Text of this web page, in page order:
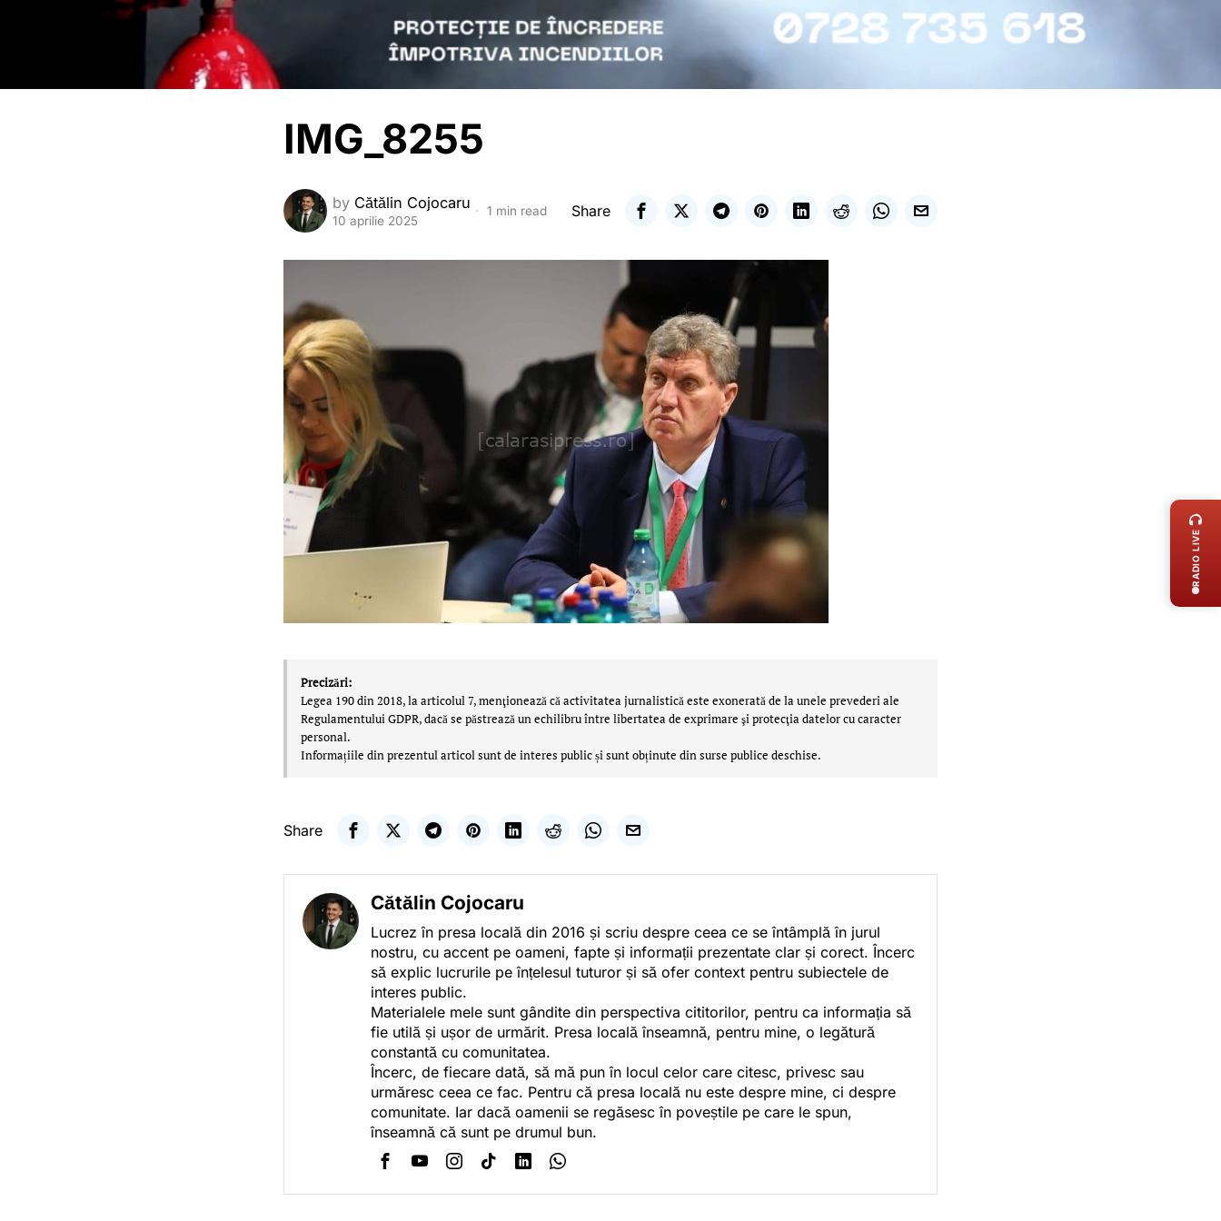
IMG_8255
by Cătălin Cojocaru
10 aprilie 2025
1 min read Share
Precizări:
Legea 190 din 2018, la articolul 7, menţionează că activitatea jurnalistică este exonerată de la unele prevederi ale
Regulamentului GDPR, dacă se păstrează un echilibru între libertatea de exprimare şi protecţia datelor cu caracter
personal.
Informațiile din prezentul articol sunt de interes public și sunt obținute din surse publice deschise.
Share
Cătălin Cojocaru
Lucrez în presa locală din 2016 și scriu despre ceea ce se întâmplă în jurul
nostru, cu accent pe oameni, fapte și informații prezentate clar și corect. Încerc
să explic lucrurile pe înțelesul tuturor și să ofer context pentru subiectele de
interes public.
Materialele mele sunt gândite din perspectiva cititorilor, pentru ca informația să
fie utilă și ușor de urmărit. Presa locală înseamnă, pentru mine, o legătură
constantă cu comunitatea.
Încerc, de fiecare dată, să mă pun în locul celor care citesc, privesc sau
urmăresc ceea ce fac. Pentru că presa locală nu este despre mine, ci despre
comunitate. Iar dacă oamenii se regăsesc în poveștile pe care le spun,
înseamnă că sunt pe drumul bun.
RADIO LIVE